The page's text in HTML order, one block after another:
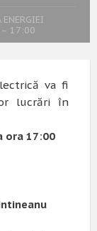
17:00
va fi
lucrări în
ora 17:00